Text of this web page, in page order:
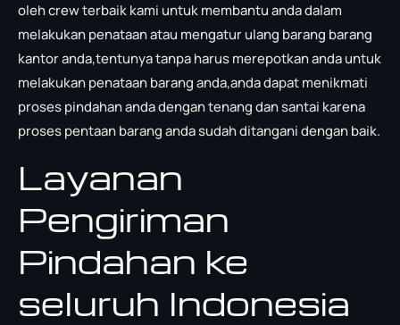
oleh crew terbaik kami untuk membantu anda dalam
melakukan penataan atau mengatur ulang barang barang
kantor anda,tentunya tanpa harus merepotkan anda untuk
melakukan penataan barang anda,anda dapat menikmati
proses pindahan anda dengan tenang dan santai karena
proses pentaan barang anda sudah ditangani dengan baik.
Layanan
Pengiriman
Pindahan ke
seluruh Indonesia